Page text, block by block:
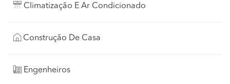
Climatização E Ar Condicionado
Construção De Casa
Engenheiros